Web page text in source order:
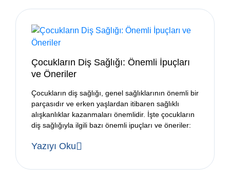
Çocukların Diş Sağlığı: Önemli İpuçları
ve Öneriler
Çocukların diş sağlığı, genel sağlıklarının önemli bir
parçasıdır ve erken yaşlardan itibaren sağlıklı
alışkanlıklar kazanmaları önemlidir. İşte çocukların
diş sağlığıyla ilgili bazı önemli ipuçları ve öneriler:
Yazıyı Oku